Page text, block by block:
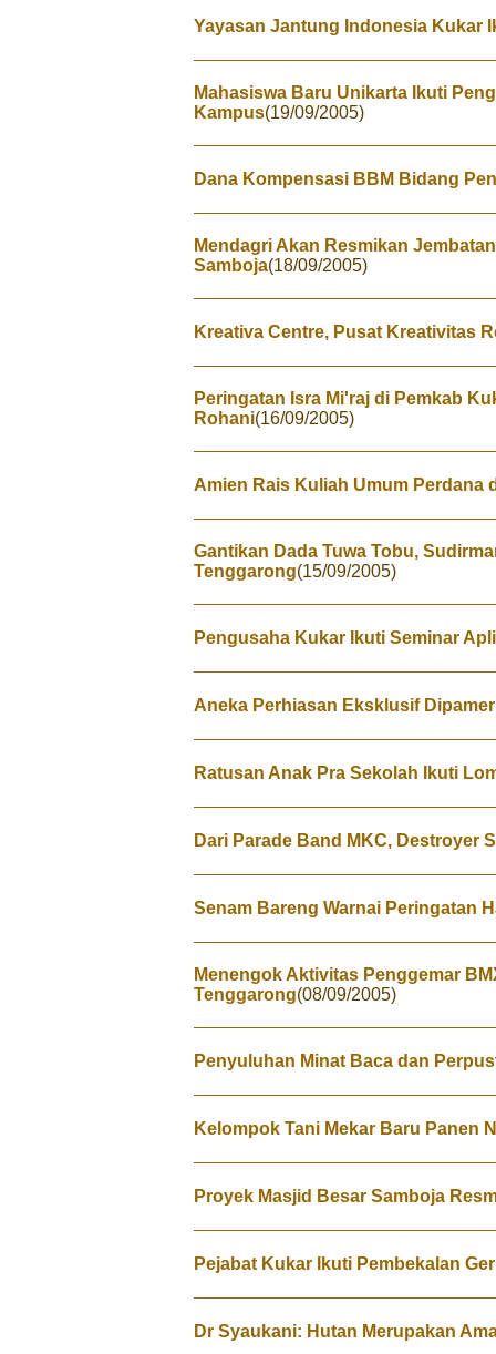
Yayasan Jantung Indonesia Kukar
Mahasiswa Baru Unikarta Ikuti
Kampus(19/09/2005)
Dana Kompensasi BBM Bidang
Mendagri Akan Resmikan
Samboja(18/09/2005)
Kreativa Centre, Pusat Kreativitas
Peringatan Isra Mi'raj di Pemkab
Rohani(16/09/2005)
Amien Rais Kuliah Umum Perdana
Gantikan Dada Tuwa Tobu,
Tenggarong(15/09/2005)
Pengusaha Kukar Ikuti Seminar
Aneka Perhiasan Eksklusif
Ratusan Anak Pra Sekolah Ikuti
Dari Parade Band MKC, Destroyer
Senam Bareng Warnai Peringatan
Menengok Aktivitas Penggemar
Tenggarong(08/09/2005)
Penyuluhan Minat Baca dan
Kelompok Tani Mekar Baru Panen
Proyek Masjid Besar Samboja
Pejabat Kukar Ikuti Pembekalan
Dr Syaukani: Hutan Merupakan